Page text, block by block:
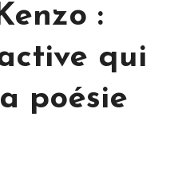
:
qui
poésie